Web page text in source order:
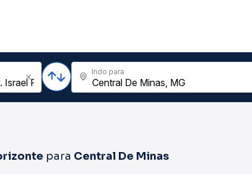
Indo para
para Central De Minas